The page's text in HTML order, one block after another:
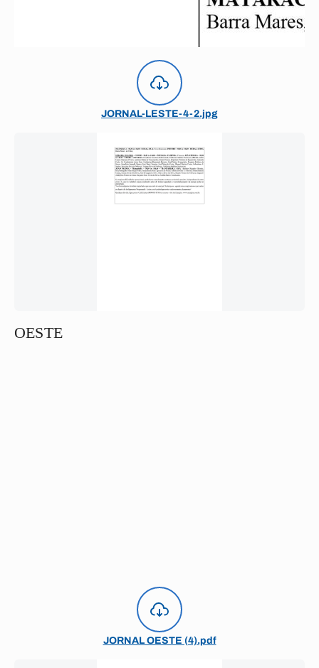
JORNAL-LESTE-4-2.jpg
OESTE
JORNAL OESTE (4).pdf